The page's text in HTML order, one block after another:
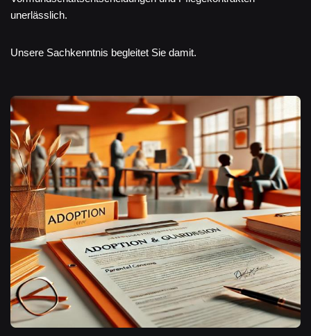
unerlässlich.
Unsere Sachkenntnis begleitet Sie damit.